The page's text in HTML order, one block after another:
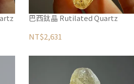
巴西鈦晶 Rutilated Quartz
NT$2,631